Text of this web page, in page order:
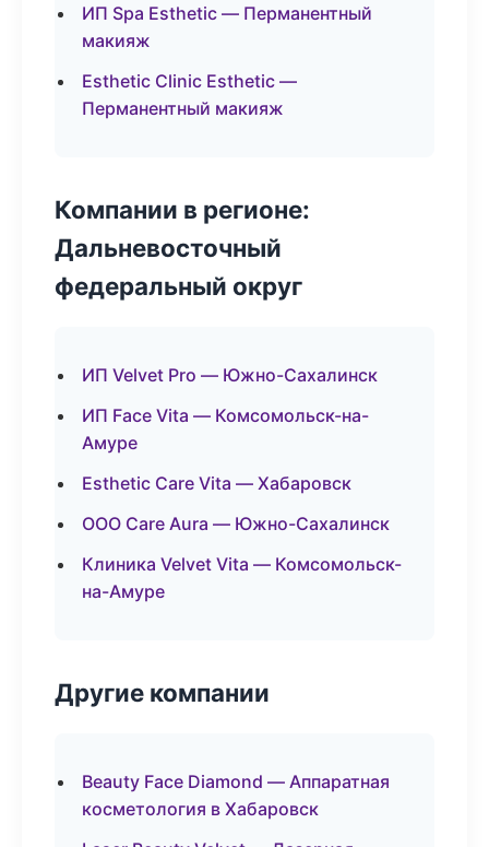
ИП Spa Esthetic — Перманентный
макияж
Esthetic Clinic Esthetic —
Перманентный макияж
Компании в регионе:
Дальневосточный
федеральный округ
ИП Velvet Pro — Южно-Сахалинск
ИП Face Vita — Комсомольск-на-
Амуре
Esthetic Care Vita — Хабаровск
ООО Care Aura — Южно-Сахалинск
Клиника Velvet Vita — Комсомольск-
на-Амуре
Другие компании
Beauty Face Diamond — Аппаратная
косметология в Хабаровск